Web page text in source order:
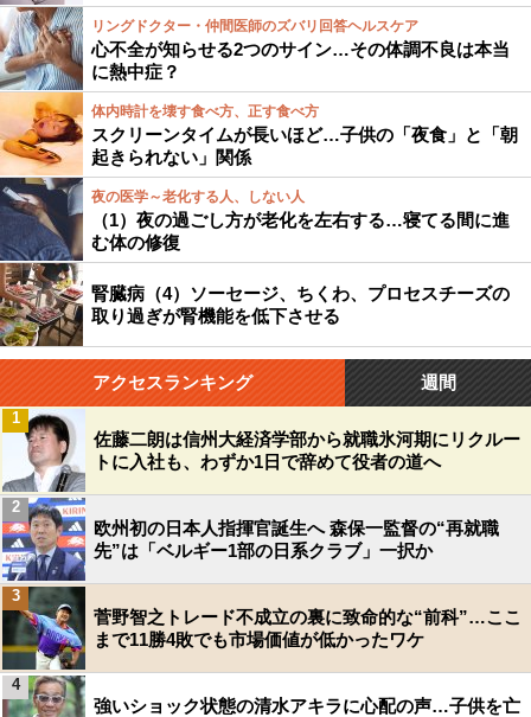
リングドクター・仲間医師のズバリ回答ヘルスケア
心不全が知らせる2つのサイン…その体調不良は本当
に熱中症？
体内時計を壊す食べ方、正す食べ方
スクリーンタイムが長いほど…子供の「夜食」と「朝
起きられない」関係
夜の医学～老化する人、しない人
（1）夜の過ごし方が老化を左右する…寝てる間に進
む体の修復
腎臓病（4）ソーセージ、ちくわ、プロセスチーズの
取り過ぎが腎機能を低下させる
アクセスランキング 週間
佐藤二朗は信州大経済学部から就職氷河期にリクルー
トに入社も、わずか1日で辞めて役者の道へ
1
欧州初の日本人指揮官誕生へ 森保一監督の“再就職
先”は「ベルギー1部の日系クラブ」一択か
2
菅野智之トレード不成立の裏に致命的な“前科”…ここ
まで11勝4敗でも市場価値が低かったワケ
3
強いショック状態の清水アキラに心配の声…子供を亡
4